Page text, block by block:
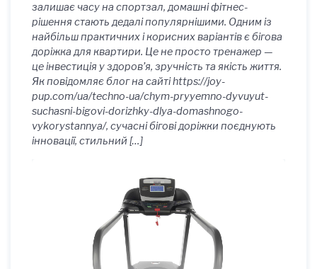
залишає часу на спортзал, домашні фітнес-
рішення стають дедалі популярнішими. Одним із
найбільш практичних і корисних варіантів є бігова
доріжка для квартири. Це не просто тренажер —
це інвестиція у здоров’я, зручність та якість життя.
Як повідомляє блог на сайті https://joy-
pup.com/ua/techno-ua/chym-pryyemno-dyvuyut-
suchasni-bigovi-dorizhky-dlya-domashnogo-
vykorystannya/, сучасні бігові доріжки поєднують
інновації, стильний […]